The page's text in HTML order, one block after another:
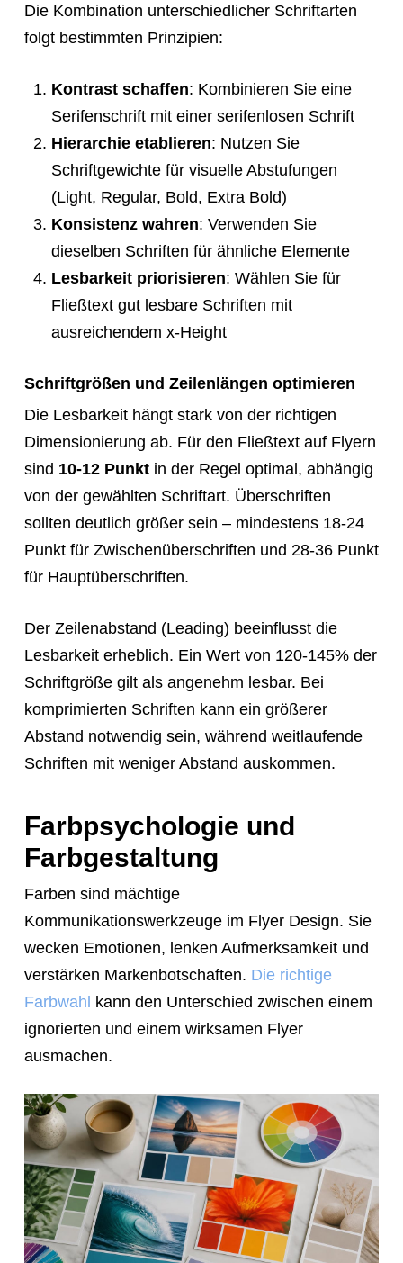
Die Kombination unterschiedlicher Schriftarten
folgt bestimmten Prinzipien:
Kontrast schaffen: Kombinieren Sie eine
Serifenschrift mit einer serifenlosen Schrift
Hierarchie etablieren: Nutzen Sie
Schriftgewichte für visuelle Abstufungen
(Light, Regular, Bold, Extra Bold)
Konsistenz wahren: Verwenden Sie
dieselben Schriften für ähnliche Elemente
Lesbarkeit priorisieren: Wählen Sie für
Fließtext gut lesbare Schriften mit
ausreichendem x-Height
Schriftgrößen und Zeilenlängen optimieren
Die Lesbarkeit hängt stark von der richtigen
Dimensionierung ab. Für den Fließtext auf Flyern
sind 10-12 Punktin der Regel optimal, abhängig
von der gewählten Schriftart. Überschriften
sollten deutlich größer sein – mindestens 18-24
Punkt für Zwischenüberschriften und 28-36 Punkt
für Hauptüberschriften.
Der Zeilenabstand (Leading) beeinflusst die
Lesbarkeit erheblich. Ein Wert von 120-145% der
Schriftgröße gilt als angenehm lesbar. Bei
komprimierten Schriften kann ein größerer
Abstand notwendig sein, während weitlaufende
Schriften mit weniger Abstand auskommen.
Farbpsychologie und
Farbgestaltung
Farben sind mächtige
Kommunikationswerkzeuge im Flyer Design. Sie
wecken Emotionen, lenken Aufmerksamkeit und
verstärken Markenbotschaften. Die richtige
Farbwahl kann den Unterschied zwischen einem
ignorierten und einem wirksamen Flyer
ausmachen.